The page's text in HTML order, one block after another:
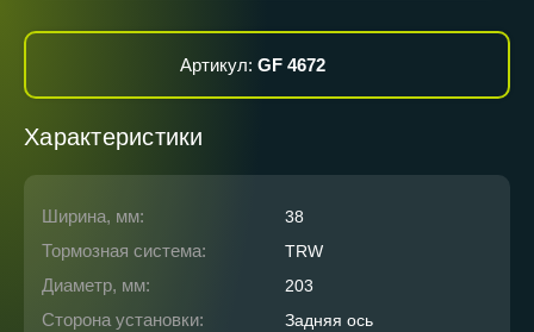
Артикул: GF 4672
Характеристики
Ширина, мм: 38
Тормозная система: TRW
Диаметр, мм: 203
Сторона установки: Задняя ось